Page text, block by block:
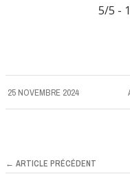
5/5 -
25 NOVEMBRE 2024
← ARTICLE PRÉCÉDENT